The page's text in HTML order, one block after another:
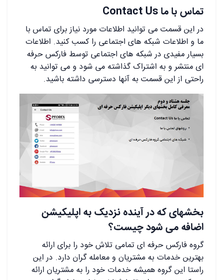
تماس با ما Contact Us
در این قسمت می توانید اطلاعات مورد نیاز برای تماس با
ما و اطلاعات شبکه های اجتماعی را کسب کنید. اطلاعات
بسیار مفیدی در شبکه های اجتماعی توسط فارکس حرفه
ای منتشر و به اشتراک گذاشته می شود و می توانید به
راحتی از این قسمت به آنها دسترسی داشته باشید.
بخشهای که در آینده نزدیک به اپلیکیشن
اضافه می شود چیست؟
گروه فارکس حرفه ای تمامی تلاش خود را برای ارائه
بهترین خدمات به مشتریان و معامله گران دارد. در این
راستا این گروه همیشه خدمات خود را به مشتریان ارائه